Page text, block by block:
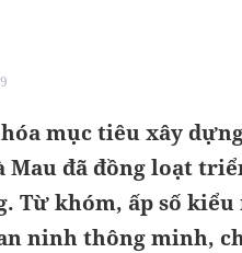
mục tiêu xây
Mau đã đồng loạt
Từ khóm, ấp số
ninh thông minh,